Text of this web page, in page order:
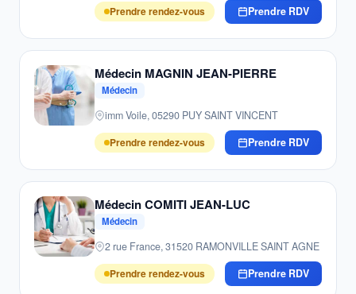
Prendre rendez-vous
Prendre RDV
Médecin MAGNIN JEAN-PIERRE
Médecin
imm Voile, 05290 PUY SAINT VINCENT
Prendre rendez-vous
Prendre RDV
Médecin COMITI JEAN-LUC
Médecin
2 rue France, 31520 RAMONVILLE SAINT AGNE
Prendre rendez-vous
Prendre RDV